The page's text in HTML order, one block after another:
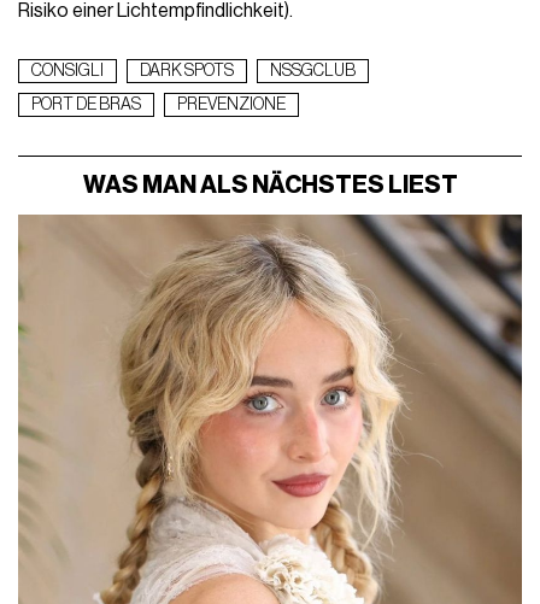
Risiko einer Lichtempfindlichkeit).
CONSIGLI DARK SPOTS
NSSGCLUB
PORT DE BRAS
PREVENZIONE
WAS MAN ALS NÄCHSTES LIEST